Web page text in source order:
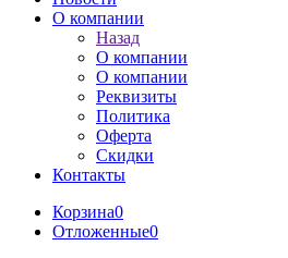
О компании
Назад
О компании
О компании
Реквизиты
Политика
Оферта
Скидки
Контакты
Корзина0
Отложенные0